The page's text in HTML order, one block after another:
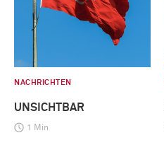
NACHRICHTEN
UNSICHTBAR
1 Min